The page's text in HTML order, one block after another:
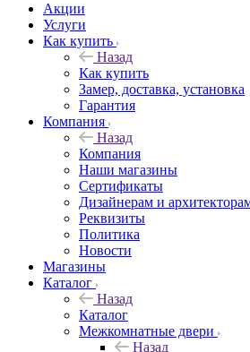
Акции
Услуги
Как купить
Назад
Как купить
Замер, доставка, установка
Гарантия
Компания
Назад
Компания
Наши магазины
Сертификаты
Дизайнерам и
Реквизиты
Политика
Новости
Магазины
Каталог
Назад
Каталог
Межкомнатные двери
Назад